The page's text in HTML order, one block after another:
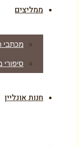
ממליצים
מכתבי
חנות אונליין